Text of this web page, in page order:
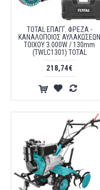
TOTAL ΕΠΑΓΓ. ΦΡΕΖΑ -
ΚΑΝΑΛΟΠΟΙΟΣ ΑΥΛΑΚΩΣΕΩΝ
ΤΟΙΧΟΥ 3.000W / 130mm
(TWLC1301) TOTAL
218,74€